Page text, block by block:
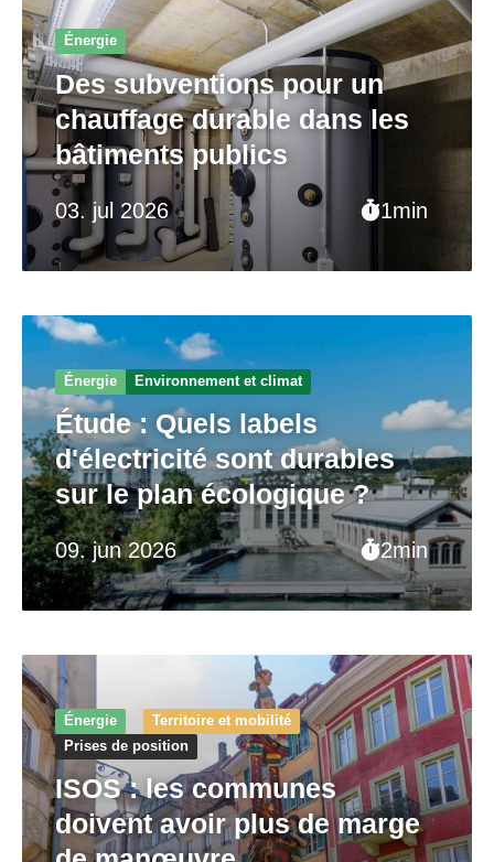
03. jul 2026 1min
Énergie
Des subventions pour un
chauffage durable dans les
bâtiments publics
09. jun 2026 2min
Énergie Environnement et climat
Étude : Quels labels
d'électricité sont durables
sur le plan écologique ?
Énergie
Territoire et mobilité
Prises de position
ISOS : les communes
doivent avoir plus de marge